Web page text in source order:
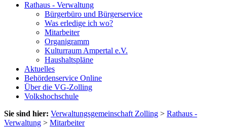
Rathaus - Verwaltung
Bürgerbüro und Bürgerservice
Was erledige ich wo?
Mitarbeiter
Organigramm
Kulturraum Ampertal e.V.
Haushaltspläne
Aktuelles
Behördenservice Online
Über die VG-Zolling
Volkshochschule
Sie sind hier: Verwaltungsgemeinschaft Zolling > Rathaus -
Verwaltung > Mitarbeiter